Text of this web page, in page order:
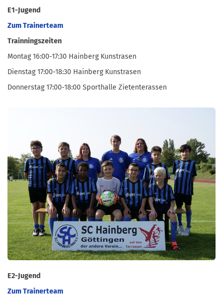
E1-Jugend
Zum Trainerteam
Trainningszeiten
Montag 16:00-17:30 Hainberg Kunstrasen
Dienstag 17:00-18:30 Hainberg Kunstrasen
Donnerstag 17:00-18:00 Sporthalle Zietenterassen
E2-Jugend
Zum Trainerteam